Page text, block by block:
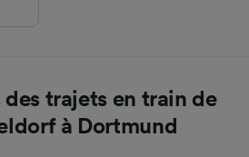
des trajets en train de
à Dortmund